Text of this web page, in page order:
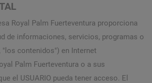
Royal Palm Fuerteventura proporciona
de informaciones, servicios, programas o
"los contenidos") en Internet
Palm Fuerteventura o a sus
el USUARIO pueda tener acceso. El